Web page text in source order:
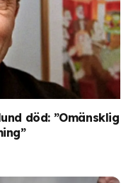
död: ”Omänsklig